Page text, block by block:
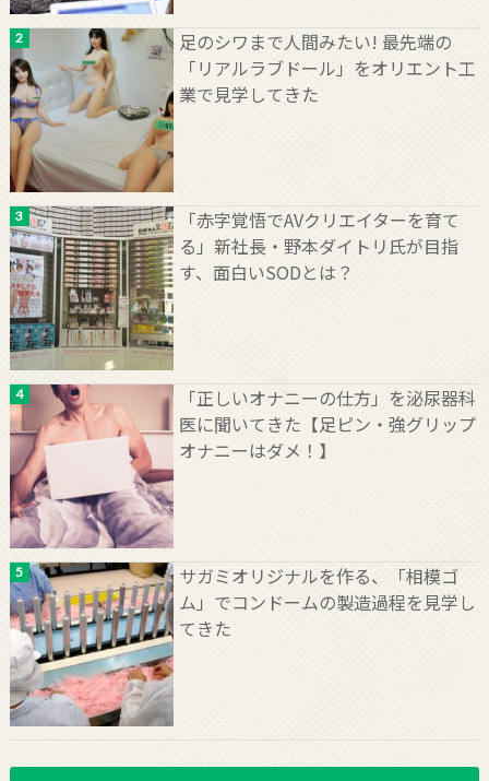
足のシワまで人間みたい! 最先端の
「リアルラブドール」をオリエント工
業で見学してきた
「赤字覚悟でAVクリエイターを育て
る」新社長・野本ダイトリ氏が目指
す、面白いSODとは？
「正しいオナニーの仕方」を泌尿器科
医に聞いてきた【足ピン・強グリップ
オナニーはダメ！】
サガミオリジナルを作る、「相模ゴ
ム」でコンドームの製造過程を見学し
てきた